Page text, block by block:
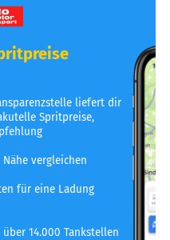
liefert dir
Spritpreise,
vergleichen
für eine Ladung
14.000 Tankstellen